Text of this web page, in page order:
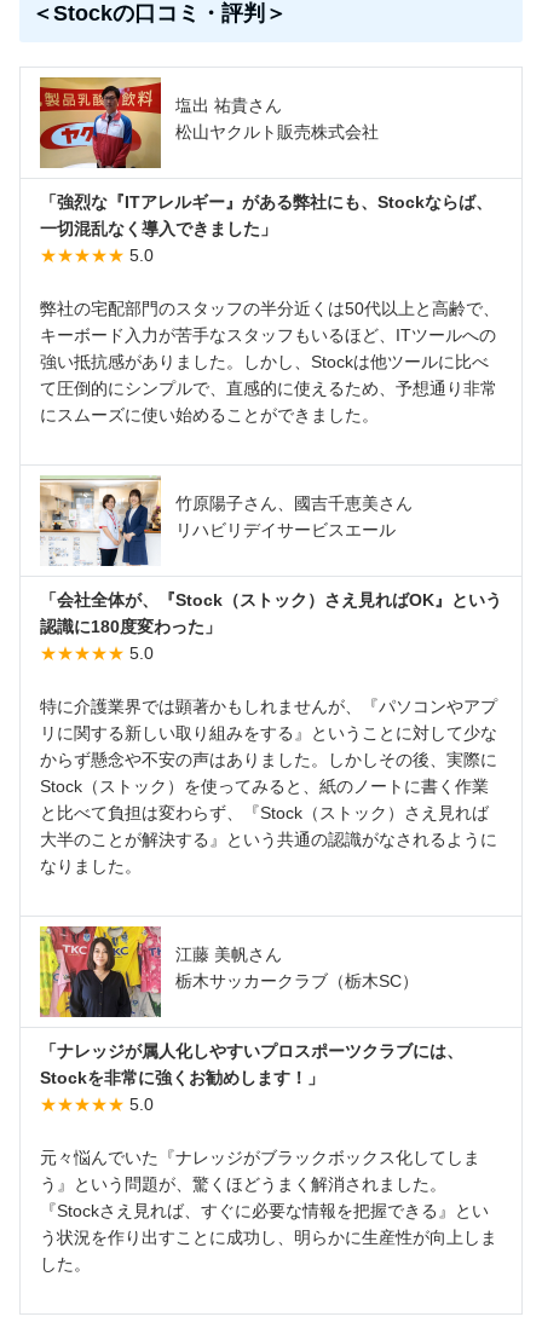
＜Stockの口コミ・評判＞
塩出 祐貴さん
松山ヤクルト販売株式会社
「強烈な『ITアレルギー』がある弊社にも、Stockならば、
一切混乱なく導入できました」
★★★★★ 5.0
弊社の宅配部門のスタッフの半分近くは50代以上と高齢で、
キーボード入力が苦手なスタッフもいるほど、ITツールへの
強い抵抗感がありました。しかし、Stockは他ツールに比べ
て圧倒的にシンプルで、直感的に使えるため、予想通り非常
にスムーズに使い始めることができました。
竹原陽子さん、國吉千恵美さん
リハビリデイサービスエール
「会社全体が、『Stock（ストック）さえ見ればOK』という
認識に180度変わった」
★★★★★ 5.0
特に介護業界では顕著かもしれませんが、『パソコンやアプ
リに関する新しい取り組みをする』ということに対して少な
からず懸念や不安の声はありました。しかしその後、実際に
Stock（ストック）を使ってみると、紙のノートに書く作業
と比べて負担は変わらず、『Stock（ストック）さえ見れば
大半のことが解決する』という共通の認識がなされるように
なりました。
江藤 美帆さん
栃木サッカークラブ（栃木SC）
「ナレッジが属人化しやすいプロスポーツクラブには、
Stockを非常に強くお勧めします！」
★★★★★ 5.0
元々悩んでいた『ナレッジがブラックボックス化してしま
う』という問題が、驚くほどうまく解消されました。
『Stockさえ見れば、すぐに必要な情報を把握できる』とい
う状況を作り出すことに成功し、明らかに生産性が向上しま
した。